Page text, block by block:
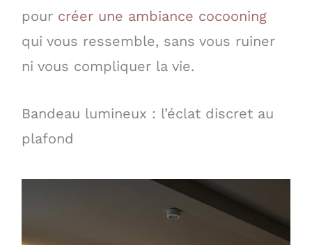
pour créer une ambiance cocooning
qui vous ressemble, sans vous ruiner
ni vous compliquer la vie.
Bandeau lumineux : l’éclat discret au
plafond